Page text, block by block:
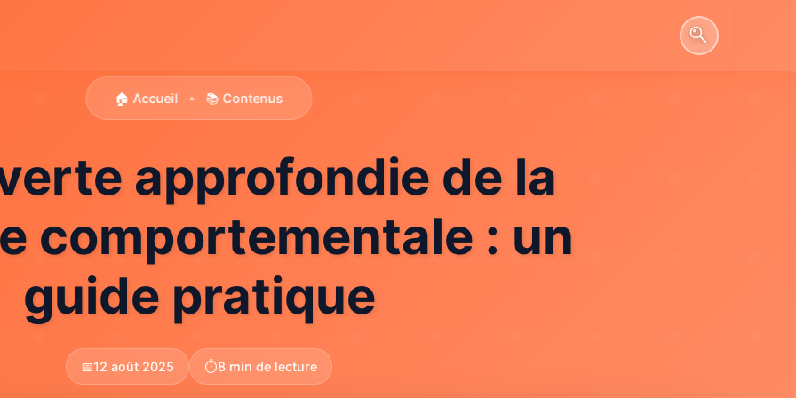
🏠 Accueil • 📚 Contenus
approfondie de la
comportementale : un
guide pratique
📅12 août 2025 ⏱️8 min de lecture